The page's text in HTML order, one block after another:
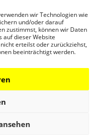
wir Technologien wie
und/oder darauf
zustimmst, können wir Daten
auf dieser Website
erteilst oder zurückziehst,
beeinträchtigt werden.
ANZEIGEN